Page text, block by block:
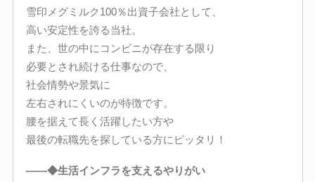
雪印メグミルク100％出資子会社として、
高い安定性を誇る当社。
また、世の中にコンビニが存在する限り
必要とされ続ける仕事なので、
社会情勢や景気に
左右されにくいのが特徴です。
腰を据えて長く活躍したい方や
最後の転職先を探している方にピッタリ！
――◆生活インフラを支えるやりがい